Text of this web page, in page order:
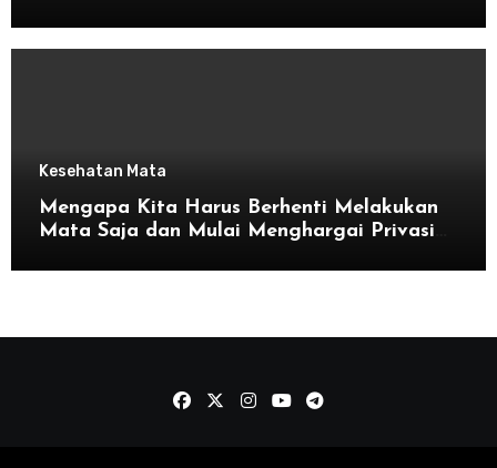
Kesehatan Mata
Mengapa Kita Harus Berhenti Melakukan
Mata Saja dan Mulai Menghargai Privasi